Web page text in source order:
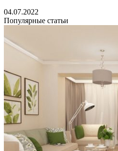
04.07.2022
Популярные статьи